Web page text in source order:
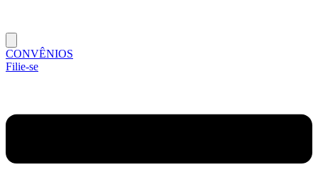
CONVÊNIOS
Filie-se